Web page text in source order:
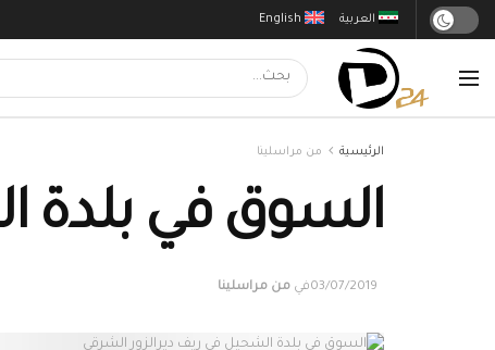
English العربية
الرئيسية من مراسلينا
السوق في بلدة
03/07/2019في من مراسلينا